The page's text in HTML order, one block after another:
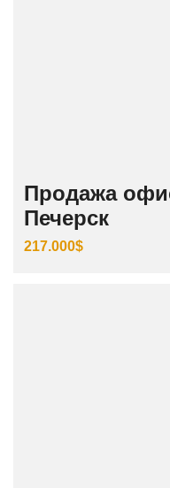
Продажа
Печерск
217.000$